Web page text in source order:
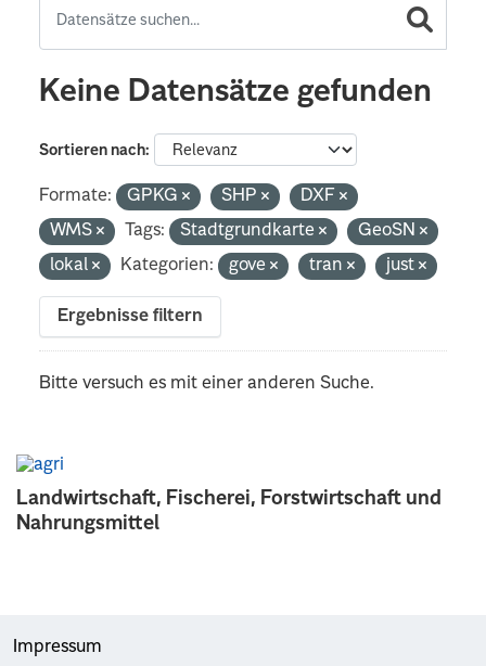
Landwirtschaft, Fischerei, Forstwirtschaft und
Nahrungsmittel
Keine Datensätze gefunden
Sortieren nach
Formate: GPKG SHP
DXF
WMS
Tags: Stadtgrundkarte
GeoSN
lokal
Kategorien: gove tran just
Ergebnisse filtern
Bitte versuch es mit einer anderen Suche.
Impressum